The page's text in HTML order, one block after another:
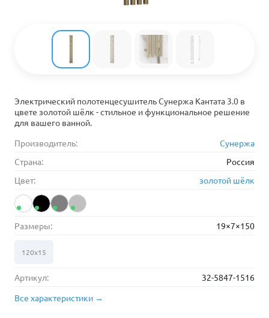
Электрический полотенцесушитель Сунержа Кантата 3.0 в
цвете золотой шёлк - стильное и функциональное решение
для вашего ванной.
Производитель:
Сунержа
Страна:
Россия
Цвет:
золотой шёлк
Размеры: 19×7×150
120х15
Артикул:
32-5847-1516
Все характеристики →